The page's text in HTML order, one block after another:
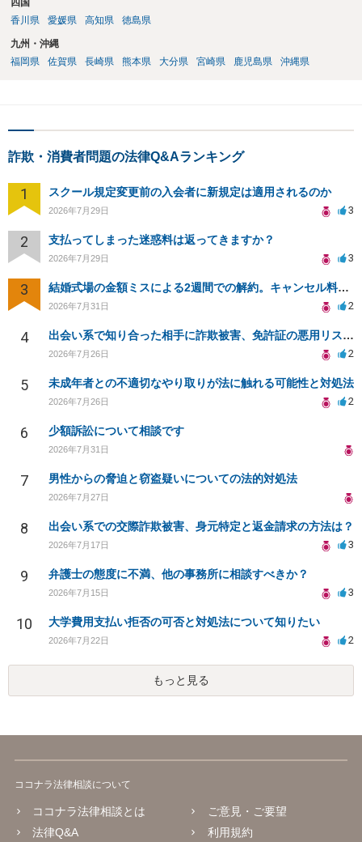
四国
香川県
愛媛県 高知県 徳島県
九州・沖縄
福岡県
佐賀県 長崎県 熊本県 大分県 宮崎県 鹿児島県 沖縄県
詐欺・消費者問題の法律Q&Aランキング
1 スクール規定変更前の入会者に新規定は適用されるのか
2026年7月29日 3
2 支払ってしまった迷惑料は返ってきますか？
2026年7月29日 3
3 結婚式場の金額ミスによる2週間での解約。キャンセル料10万円の免除は可能か。
2026年7月31日 2
4 出会い系で知り合った相手に詐欺被害、免許証の悪用リスクと対策。
2026年7月26日 2
5 未成年者との不適切なやり取りが法に触れる可能性と対処法
2026年7月26日 2
6 少額訴訟について相談です
2026年7月31日
7 男性からの脅迫と窃盗疑いについての法的対処法
2026年7月27日
8 出会い系での交際詐欺被害、身元特定と返金請求の方法は？
2026年7月17日 3
9 弁護士の態度に不満、他の事務所に相談すべきか？
2026年7月15日 3
10 大学費用支払い拒否の可否と対処法について知りたい
2026年7月22日 2
もっと見る
ココナラ法律相談について
ココナラ法律相談とは
法律Q&A
ご意見・ご要望
利用規約